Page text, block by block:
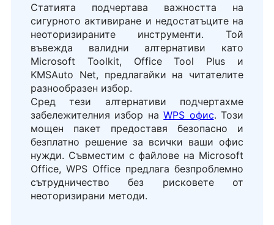
Статията подчертава важността на
сигурното активиране и недостатъците на
неоторизираните инструменти. Той
въвежда валидни алтернативи като
Microsoft Toolkit, Office Tool Plus и
KMSAuto Net, предлагайки на читателите
разнообразен избор.
Сред тези алтернативи подчертахме
забележителния избор наWPS офис. Този
мощен пакет предоставя безопасно и
безплатно решение за всички ваши офис
нужди. Съвместим с файлове на Microsoft
Office, WPS Office предлага безпроблемно
сътрудничество без рисковете от
неоторизирани методи.